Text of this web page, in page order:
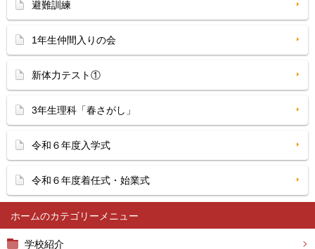
ホーム
学校紹介
避難訓練
1年生仲間入りの会
新体力テスト①
3年生理科「春さがし」
令和６年度入学式
令和６年度着任式・始業式